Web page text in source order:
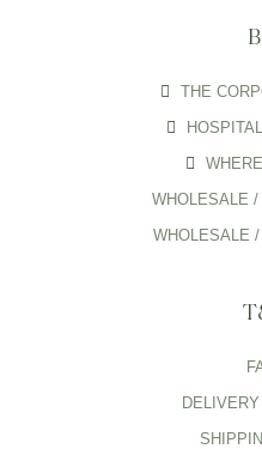
THE
WHOLESALE
WHOLESALE